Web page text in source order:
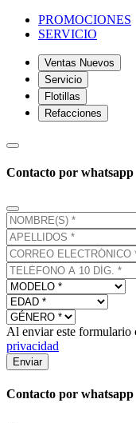
PROMOCIONES
SERVICIO
Ventas Nuevos
Servicio
Flotillas
Refacciones
Contacto por whatsapp
Al enviar este formulario
privacidad
Enviar
Contacto por whatsapp